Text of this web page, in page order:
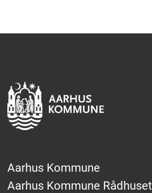
Aarhus Kommune
Aarhus Kommune Rådhuset